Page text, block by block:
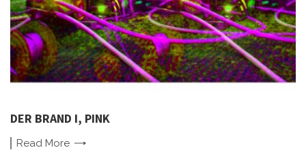
DER BRAND I, PINK
Read More